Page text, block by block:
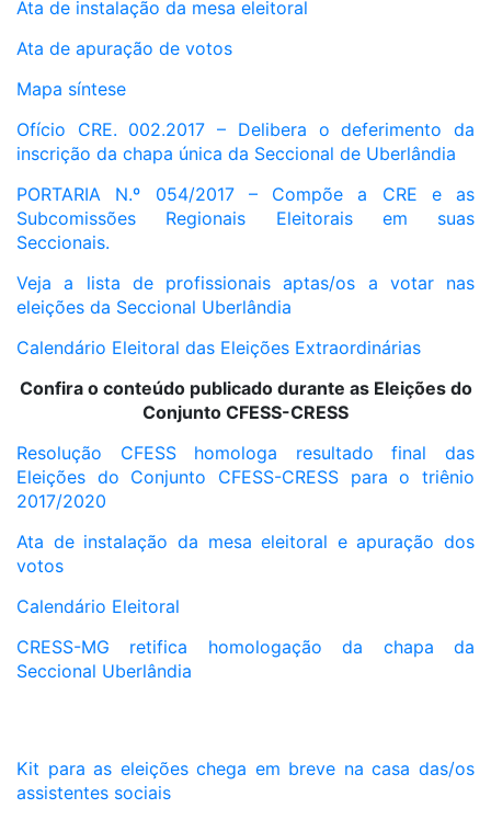
Ata de instalação da mesa eleitoral
Ata de apuração de votos
Mapa síntese
Ofício CRE. 002.2017 – Delibera o deferimento da
inscrição da chapa única da Seccional de Uberlândia
PORTARIA N.º 054/2017 – Compõe a CRE e as
Subcomissões Regionais Eleitorais em suas
Seccionais.
Veja a lista de profissionais aptas/os a votar nas
eleições da Seccional Uberlândia
Calendário Eleitoral das Eleições Extraordinárias
Confira o conteúdo publicado durante as Eleições do
Conjunto CFESS-CRESS
Resolução CFESS homologa resultado final das
Eleições do Conjunto CFESS-CRESS para o triênio
2017/2020
Ata de instalação da mesa eleitoral e apuração dos
votos
Calendário Eleitoral
CRESS-MG retifica homologação da chapa da
Seccional Uberlândia
Kit para as eleições chega em breve na casa das/os
assistentes sociais